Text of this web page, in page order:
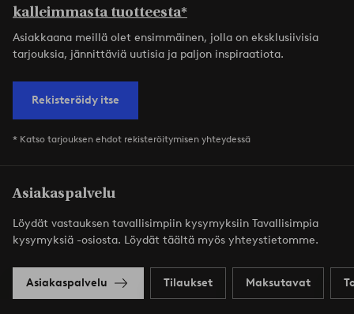
kalleimmasta tuotteesta*
Asiakkaana meillä olet ensimmäinen, jolla on eksklusiivisia
tarjouksia, jännittäviä uutisia ja paljon inspiraatiota.
Rekisteröidy itse
* Katso tarjouksen ehdot rekisteröitymisen yhteydessä
Asiakaspalvelu
Löydät vastauksen tavallisimpiin kysymyksiin Tavallisimpia
kysymyksiä -osiosta. Löydät täältä myös yhteystietomme.
Asiakaspalvelu Tilaukset Maksutavat